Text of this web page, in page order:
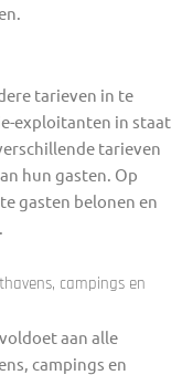
tarieven in te
exploitanten in staat
tarieven
hun gasten. Op
gasten belonen en
campings en
aan alle
campings en